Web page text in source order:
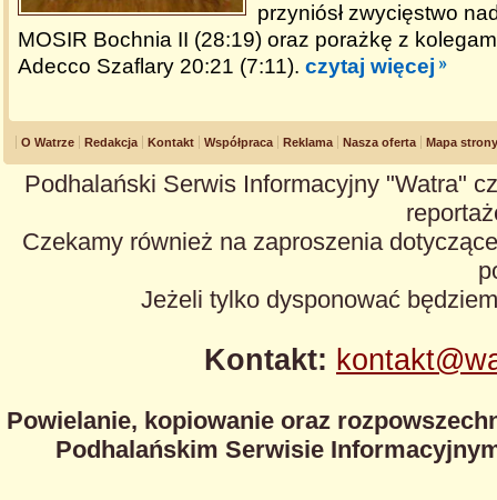
przyniósł zwycięstwo
MOSIR Bochnia II (28:19) oraz porażkę z
Adecco Szaflary 20:21 (7:11). czytaj więcej
O Watrze Redakcja Kontakt Współpraca Reklama Nasza oferta Mapa strony
Podhalański Serwis Informacyjny "Watra"
Czekamy również na zaproszenia
Jeżeli tylko dysponować
Kontakt:
Powielanie, kopiowanie oraz
Podhalańskim Serwisie